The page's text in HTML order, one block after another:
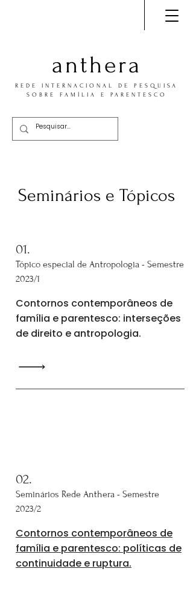
anthera
REDE INTERNACIONAL DE PESQUISA
SOBRE FAMÍLIA E PARENTESCO
Seminários e Tópicos
01.
Tópico especial de Antropologia - Semestre
2023/1
Contornos contemporâneos de
família e parentesco: interseções
de direito e antropologia.
02.
Seminários Rede Anthera - Semestre
2023/2
Contornos contemporâneos de
família e parentesco: políticas de
continuidade e ruptura.